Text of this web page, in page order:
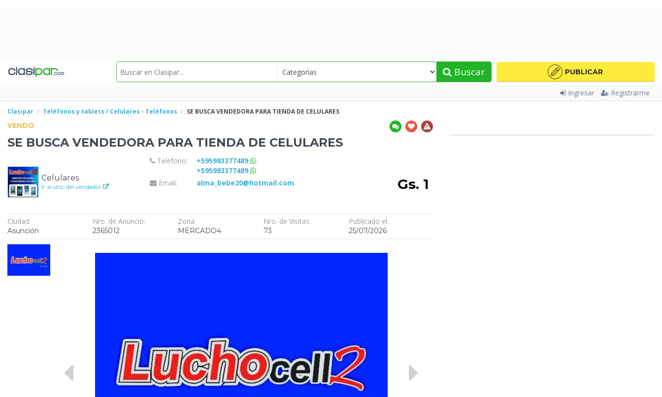
Buscar PUBLICAR
Ingresar Registrarme
Clasipar Teléfonos y tablets / Celulares - Teléfonos SE BUSCA VENDEDORA PARA TIENDA DE CELULARES
VENDO
SE BUSCA VENDEDORA PARA TIENDA DE CELULARES
Celulares
Ir al sitio del vendedor
Teléfono:
+595983377489
+595983377489
Email:
alma_bebe20@hotmail.com Gs. 1
Ciudad:
Asunción
Nro. de Anuncio:
2365012
Zona
MERCADO4
Nro. de Visitas:
73
Publicado el:
25/07/2026